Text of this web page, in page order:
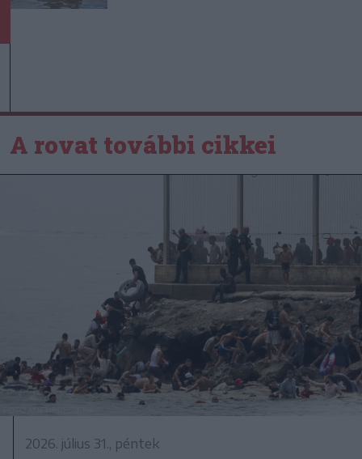
A rovat további cikkei
2026. július 31., péntek